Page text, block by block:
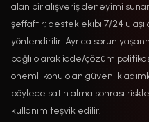
alan bir alışveriş deneyimi
şeffaftır; destek ekibi 7/24
yönlendirilir. Ayrıca sorun
bağlı olarak iade/çözüm
önemli konu olan güvenlik
böylece satın alma sonrası
kullanım teşvik edilir.